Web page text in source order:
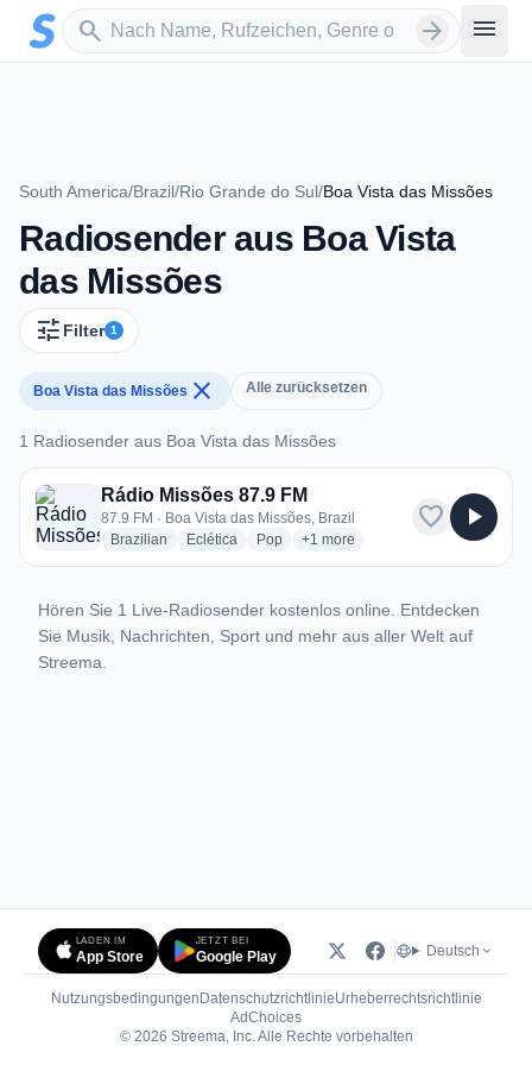
Zum Hauptinhalt springen
search
Sender suchen arrow_forward menu
South America/Brazil/Rio Grande do Sul/Boa Vista das Missões
Radiosender aus Boa Vista
das Missões
tune Filter 1
Boa Vista das Missões close Alle zurücksetzen
1 Radiosender aus Boa Vista das Missões
1 Radiosender aus Boa Vista das Missões
Rádio Missões 87.9 FM
87.9 FM · Boa Vista das Missões, Brazil
Brazilian radio stations
Eclética radio stations
Popradio stations
+1 more genres for Rádio Missões
more
favorite play_arrow
Hören Sie 1 Live-Radiosender kostenlos online. Entdecken
Sie Musik, Nachrichten, Sport und mehr aus aller Welt auf
Streema.
LADEN IM
App Store
JETZT BEI
Google Play Deutsch
Nutzungsbedingungen DatenschutzrichtlinieUrheberrechtsrichtlinie
AdChoices(öffnet in neuem Tab)
© 2026 Streema, Inc. Alle Rechte vorbehalten